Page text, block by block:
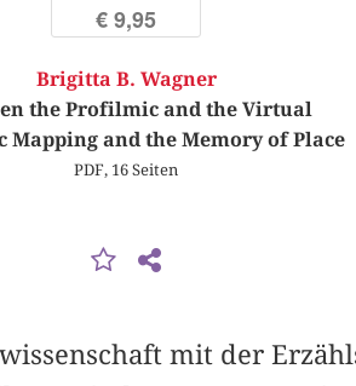
€ 9,95
Brigitta B. Wagner
the Profilmic and the Virtual
Mapping and the Memory of Place
PDF, 16 Seiten
mit der